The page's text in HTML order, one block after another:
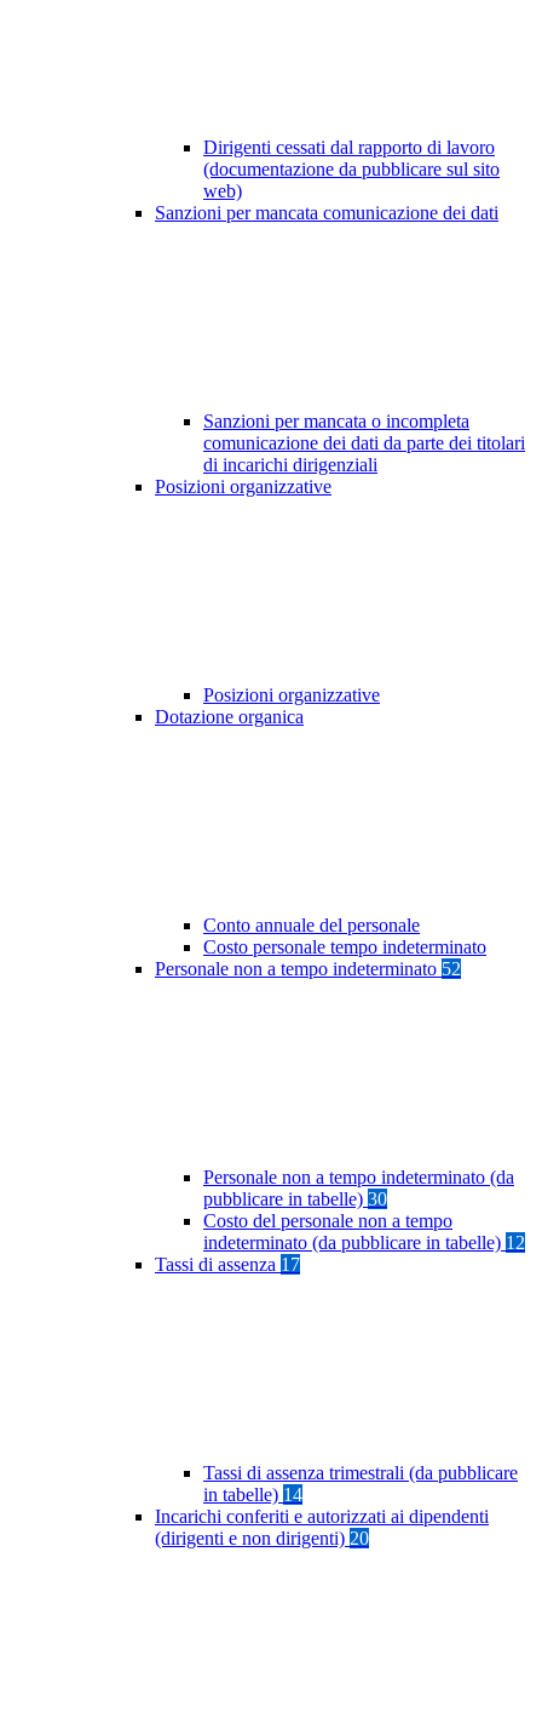
Dirigenti cessati dal rapporto di lavoro
(documentazione da pubblicare sul sito
web)
Sanzioni per mancata comunicazione dei dati
Sanzioni per mancata o incompleta
comunicazione dei dati da parte dei titolari
di incarichi dirigenziali
Posizioni organizzative
Posizioni organizzative
Dotazione organica
Conto annuale del personale
Costo personale tempo indeterminato
Personale non a tempo indeterminato 52
Personale non a tempo indeterminato (da
pubblicare in tabelle) 30
Costo del personale non a tempo
indeterminato (da pubblicare in tabelle) 12
Tassi di assenza 17
Tassi di assenza trimestrali (da pubblicare
in tabelle) 14
Incarichi conferiti e autorizzati ai dipendenti
(dirigenti e non dirigenti) 20